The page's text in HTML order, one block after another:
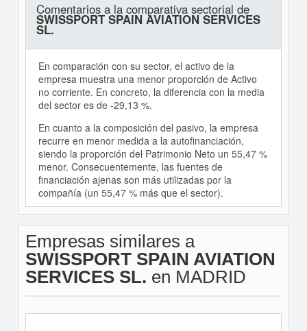
Comentarios a la comparativa sectorial de
SWISSPORT SPAIN AVIATION SERVICES
SL.
En comparación con su sector, el activo de la
empresa muestra una menor proporción de Activo
no corriente. En concreto, la diferencia con la media
del sector es de -29,13 %.
En cuanto a la composición del pasivo, la empresa
recurre en menor medida a la autofinanciación,
siendo la proporción del Patrimonio Neto un 55,47 %
menor. Consecuentemente, las fuentes de
financiación ajenas son más utilizadas por la
compañía (un 55,47 % más que el sector).
Empresas similares a
SWISSPORT SPAIN AVIATION
SERVICES SL. en MADRID